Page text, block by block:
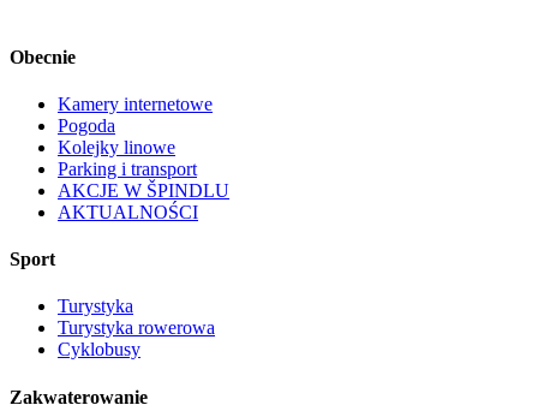
Obecnie
Kamery internetowe
Pogoda
Kolejky linowe
Parking i transport
AKCJE W ŠPINDLU
AKTUALNOŚCI
Sport
Turystyka
Turystyka rowerowa
Cyklobusy
Zakwaterowanie